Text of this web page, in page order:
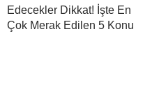
Edecekler Dikkat! İşte En
Çok Merak Edilen 5 Konu